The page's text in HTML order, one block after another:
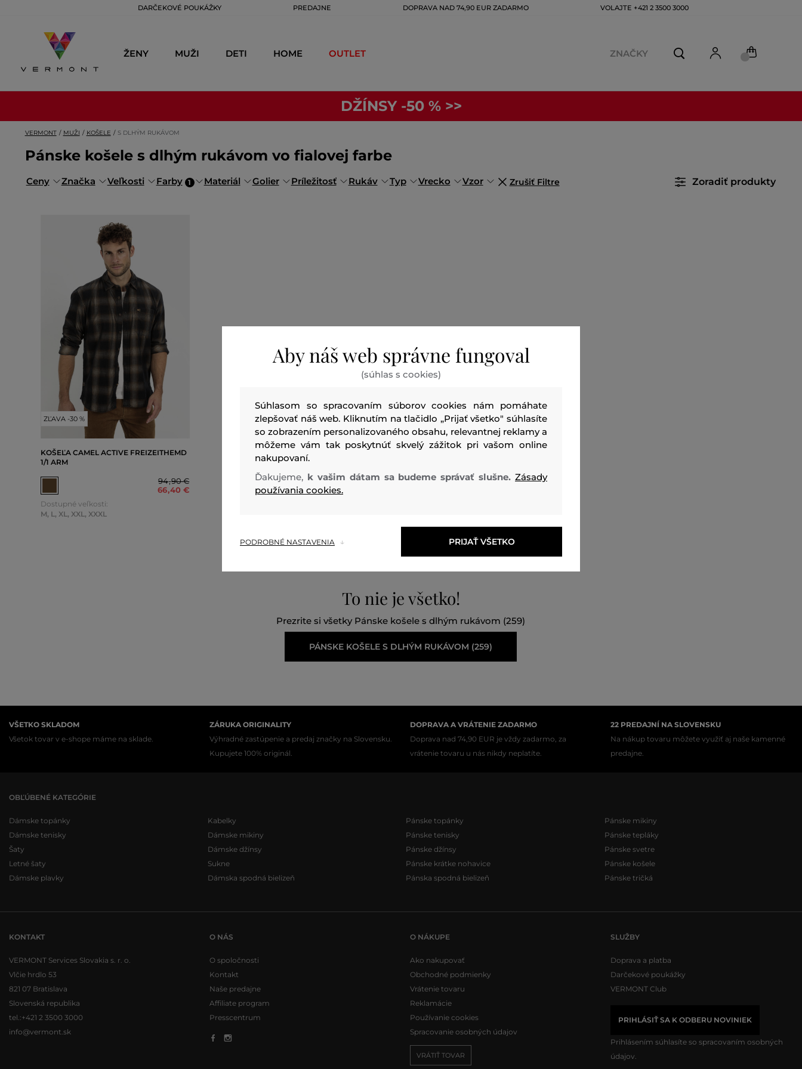
DARČEKOVÉ POUKÁŽKY PREDAJNE DOPRAVA NAD 74,90 EUR ZADARMO VOLAJTE +421 2 3500 3000
ŽENY MUŽI DETI HOME OUTLET ZNAČKY
DŽÍNSY -50 % >>
VERMONT MUŽI KOŠELE S DLHÝM RUKÁVOM
Pánske košele s dlhým rukávom vo fialovej farbe
Ceny Značka Veľkosti Farby 1 Materiál Golier Príležitosť Rukáv Typ Vrecko Vzor Zrušiť Filtre Zoradiť produkty
ZĽAVA -30 %
KOŠEĽA CAMEL ACTIVE FREIZEITHEMD
1/1 ARM
94,90 €
66,40 €
Dostupné veľkosti:
M, L, XL, XXL, XXXL
To nie je všetko!
Prezrite si všetky Pánske košele s dlhým rukávom (259)
PÁNSKE KOŠELE S DLHÝM RUKÁVOM (259)
VŠETKO SKLADOM
Všetok tovar v e-shope máme na sklade.
ZÁRUKA ORIGINALITY
Výhradné zastúpenie a predaj značky na Slovensku.
Kupujete 100% originál.
DOPRAVA A VRÁTENIE ZADARMO
Doprava nad 74,90 EUR je vždy zadarmo, za
vrátenie tovaru u nás nikdy neplatíte.
22 PREDAJNÍ NA SLOVENSKU
Na nákup tovaru môžete využiť aj naše kamenné
predajne.
OBĽÚBENÉ KATEGÓRIE
Dámske topánky
Dámske tenisky
Šaty
Letné šaty
Dámske plavky
Kabelky
Dámske mikiny
Dámske džínsy
Sukne
Dámska spodná bielizeň
Pánske topánky
Pánske tenisky
Pánske džínsy
Pánske krátke nohavice
Pánska spodná bielizeň
Pánske mikiny
Pánske tepláky
Pánske svetre
Pánske košele
Pánske tričká
KONTAKT
VERMONT Services Slovakia s. r. o.
Vlčie hrdlo 53
821 07 Bratislava
Slovenská republika
tel.:+421 2 3500 3000
info@vermont.sk
O NÁS
O spoločnosti
Kontakt
Naše predajne
Affiliate program
Presscentrum
O NÁKUPE
Ako nakupovať
Obchodné podmienky
Vrátenie tovaru
Reklamácie
Používanie cookies
Spracovanie osobných údajov
VRÁTIŤ TOVAR
SLUŽBY
Doprava a platba
Darčekové poukážky
VERMONT Club
PRIHLÁSIŤ SA K ODBERU NOVINIEK
Prihlásením súhlasíte so spracovaním osobných
údajov.
Aby náš web správne fungoval
(súhlas s cookies)
Súhlasom so spracovaním súborov cookies nám pomáhate
zlepšovať náš web. Kliknutím na tlačidlo „Prijať všetko" súhlasíte
so zobrazením personalizovaného obsahu, relevantnej reklamy a
môžeme vám tak poskytnúť skvelý zážitok pri vašom online
nakupovaní.
Ďakujeme, k vašim dátam sa budeme správať slušne. Zásady
používania cookies.
PODROBNÉ NASTAVENIA PRIJAŤ VŠETKO